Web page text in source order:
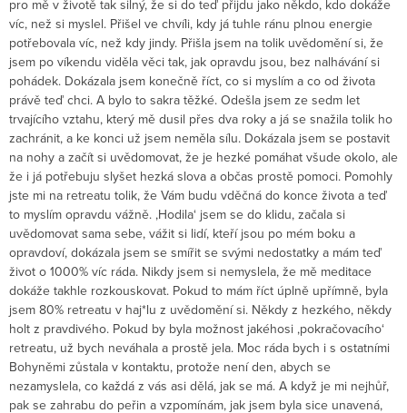
pro mě v životě tak silný, že si do teď přijdu jako někdo, kdo dokáže
víc, než si myslel. Přišel ve chvíli, kdy já tuhle ránu plnou energie
potřebovala víc, než kdy jindy. Přišla jsem na tolik uvědomění si, že
jsem po víkendu viděla věci tak, jak opravdu jsou, bez nalhávání si
pohádek. Dokázala jsem konečně říct, co si myslím a co od života
právě teď chci. A bylo to sakra těžké. Odešla jsem ze sedm let
trvajícího vztahu, který mě dusil přes dva roky a já se snažila tolik ho
zachránit, a ke konci už jsem neměla sílu. Dokázala jsem se postavit
na nohy a začít si uvědomovat, že je hezké pomáhat všude okolo, ale
že i já potřebuju slyšet hezká slova a občas prostě pomoci. Pomohly
jste mi na retreatu tolik, že Vám budu vděčná do konce života a teď
to myslím opravdu vážně. ‚Hodila‘ jsem se do klidu, začala si
uvědomovat sama sebe, vážit si lidí, kteří jsou po mém boku a
opravdoví, dokázala jsem se smířit se svými nedostatky a mám teď
život o 1000% víc ráda. Nikdy jsem si nemyslela, že mě meditace
dokáže takhle rozkouskovat. Pokud to mám říct úplně upřímně, byla
jsem 80% retreatu v haj*lu z uvědomění si. Někdy z hezkého, někdy
holt z pravdivého. Pokud by byla možnost jakéhosi ‚pokračovacího‘
retreatu, už bych neváhala a prostě jela. Moc ráda bych i s ostatními
Bohyněmi zůstala v kontaktu, protože není den, abych se
nezamyslela, co každá z vás asi dělá, jak se má. A když je mi nejhůř,
pak se zahrabu do peřin a vzpomínám, jak jsem byla sice unavená,